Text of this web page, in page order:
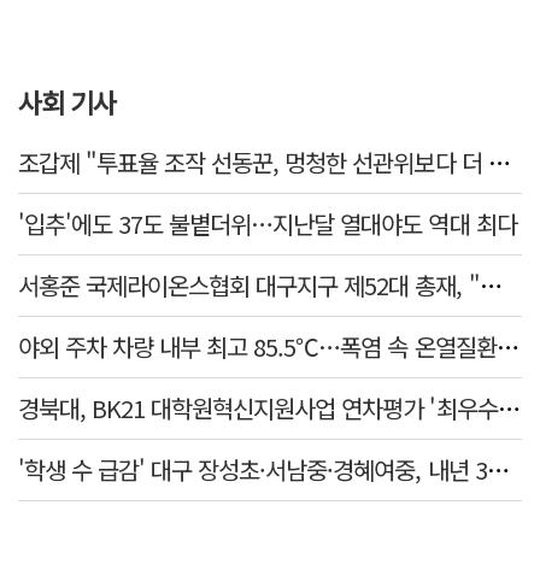
사회 기사
조갑제 "투표율 조작 선동꾼, 멍청한 선관위보다 더 나빠…부정선거, 불가능"
'입추'에도 37도 불볕더위…지난달 열대야도 역대 최다
서홍준 국제라이온스협회 대구지구 제52대 총재, "지역사회 모두가 웃는 날까지 봉사"
야외 주차 차량 내부 최고 85.5℃…폭염 속 온열질환·차량 방치사고 주의보
경북대, BK21 대학원혁신지원사업 연차평가 '최우수'… 6년 연속 사업비 증액
'학생 수 급감' 대구 장성초·서남중·경혜여중, 내년 3월 인근 학교와 통합